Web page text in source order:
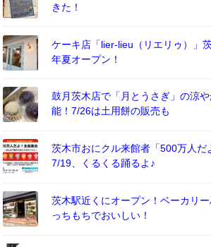
きた！
ケーキ店「lier-lieu（リエリゥ）」
年夏オープン！
鼓月茨木店で「月とうさぎ」の涼
能！7/26は土用餅の販売も
茨木市おにクル来館者「500万人だ
7/19、くるくる踊るよ♪
茨木駅近くにオープン！ベーカリ
っちもちでおいしい！